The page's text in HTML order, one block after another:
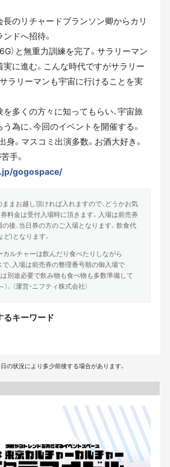
のリチャードブランソン卿からカリ
ドへ招待。
）と無重力訓練を完了。サラリーマン
に進む。こんな時代ですがサラリー
ラリーマンも宇宙に行けることを実
多くの方々に知ってもらい、宇宙旅
為に、今回のイベントを開催する。
身。マスコミ出演多数。お酒大好き。
手。
gogospace/
まお越し頂ければ入れますので、どうかお気
料金は受付入場時に頂きます。入場は前売券
後、当日券の方のご入場となります。飲食代
)となります。
カルチャーは飲んだり食べたりしながら
、入場は前売券の整理番号順の御入場で
別途必要で飲み物も食べ物も多数準備して
。（運営・ニフティ株式会社）
るキーワード
の状況により多少前後する場合があります。